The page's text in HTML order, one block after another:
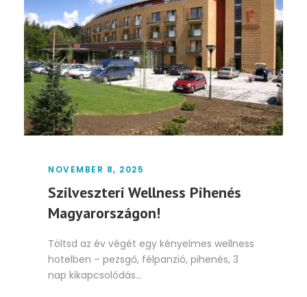
NOVEMBER 8, 2025
Szilveszteri Wellness Pihenés
Magyarországon!
Töltsd az év végét egy kényelmes wellness
hotelben – pezsgő, félpanzió, pihenés, 3
nap kikapcsolódás...